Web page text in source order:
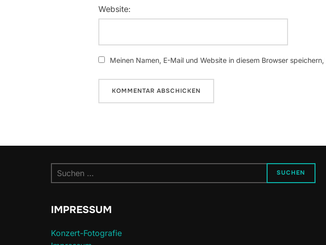
Website:
Meinen Namen, E-Mail und Website in diesem Browser
Suchen
nach:
SUCHEN
IMPRESSUM
Konzert-Fotografie